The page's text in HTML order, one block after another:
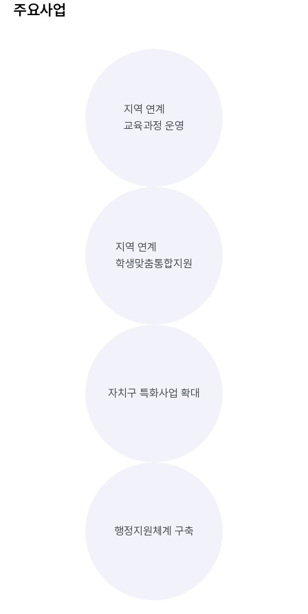
주요사업
지역 연계
교육과정 운영
지역 연계
학생맞춤통합지원
자치구 특화사업 확대
행정지원체계 구축